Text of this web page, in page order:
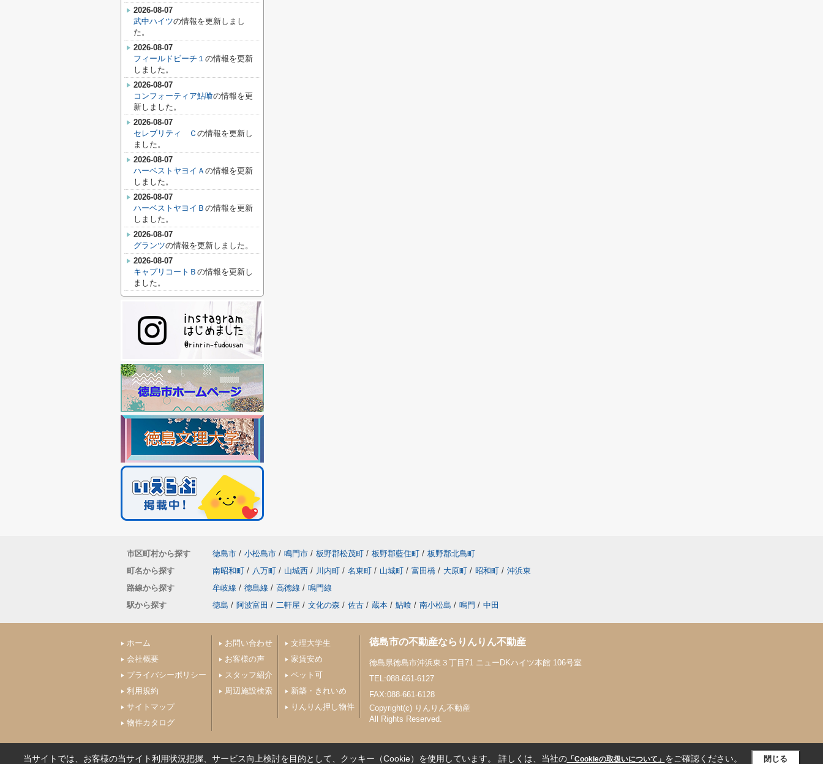
2026-08-07
武中ハイツの情報を更新しまし
た。
2026-08-07
フィールドビーチ１ の情報を更新
しました。
2026-08-07
コンフォーティア鮎喰の情報を更
新しました。
2026-08-07
セレブリティ Ｃ の情報を更新し
ました。
2026-08-07
ハーベストヤヨイＡ の情報を更新
しました。
2026-08-07
ハーベストヤヨイＢ の情報を更新
しました。
2026-08-07
グランツの情報を更新しました。
2026-08-07
キャプリコートＢ の情報を更新し
ました。
市区町村から探す 徳島市 / 小松島市 / 鳴門市 / 板野郡松茂町 / 板野郡藍住町 / 板野郡北島町
町名から探す
南昭和町 / 八万町 / 山城西 / 川内町 / 名東町 / 山城町 / 富田橋 / 大原町 / 昭和町 / 沖浜東
路線から探す
牟岐線 / 徳島線 / 高徳線 / 鳴門線
駅から探す
徳島 / 阿波富田 / 二軒屋 / 文化の森 / 佐古 / 蔵本 / 鮎喰 / 南小松島 / 鳴門 / 中田
ホーム
会社概要
プライバシーポリシー
利用規約
サイトマップ
物件カタログ
お問い合わせ
お客様の声
スタッフ紹介
周辺施設検索
文理大学生
家賃安め
ペット可
新築・きれいめ
りんりん押し物件
徳島市の不動産ならりんりん不動産
徳島県徳島市沖浜東３丁目71 ニューDKハイツ本館 106号室
TEL:088-661-6127
FAX:088-661-6128
Copyright(c) りんりん不動産
All Rights Reserved.
当サイトでは、お客様の当サイト利用状況把握、サービス向上検討を目的として、クッキー（Cookie）を使用しています。 詳しくは、当社の「Cookieの取扱いについて」 をご確認ください。 閉じる